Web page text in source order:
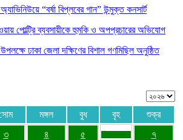
“বর্ষা বিপ্লবের গান” উন্মুক্ত কনসার্ট
পোল্ট্রি ব্যবসায়ীকে হুমকি ও অপপ্রচারের অভিযোগ
ঢাকা জেলা দক্ষিণের বিশাল গণমিছিল অনুষ্ঠিত
মঙ্গল বুধ বৃহ
শুক্র
৩ ৪ ৫ ৭